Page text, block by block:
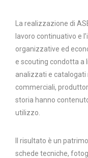
La realizzazione di
lavoro continuativo e
organizzative ed
e scouting condotta a
analizzati e
commerciali,
storia hanno
utilizzo.
Il risultato è un
schede tecniche,